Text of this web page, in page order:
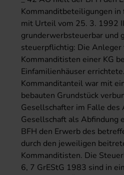
Kommanditbeteiligungen
mit Urteil vom 25. 3. 1992
grunderwerbsteuerbar und
steuerpflichtig: Die Anleger
Kommanditisten einer KG
Einfamilienhäuser
Kommanditanteil war mit
bebauten Grundstück
Gesellschafter im Falle des
Gesellschaft als Abfindung
BFH den Erwerb des
durch den jeweiligen
Kommanditisten. Die
6, 7 GrEStG 1983 sind in